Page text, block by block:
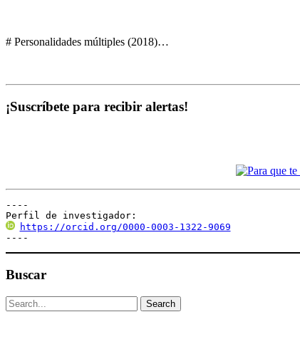
# Personalidades múltiples (2018)…
¡Suscríbete para recibir alertas!
----
Perfil de investigador:
https://orcid.org/0000-0003-1322-9069
----
Buscar